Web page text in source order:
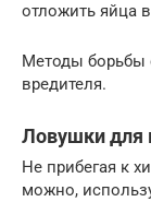
отложить яйца
Методы борьбы
вредителя.
Ловушки для
Не прибегая к
можно,